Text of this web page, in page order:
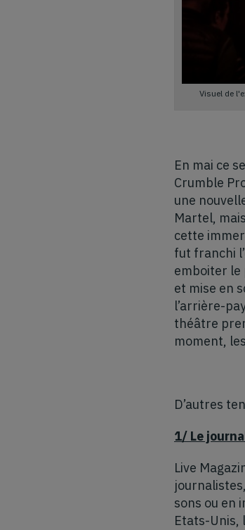
Visuel de
En mai ce
Crumble
une
Martel,
cette
fut franchi
emboiter le
et mise en
l’arrière-
théâtre
moment,
D’autres
1/ Le
Live
sons ou en
Etats-Unis,